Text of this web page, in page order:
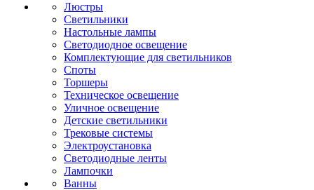
Люстры
Светильники
Настольные лампы
Светодиодное освещение
Комплектующие для светильников
Споты
Торшеры
Техническое освещение
Уличное освещение
Детские светильники
Трековые системы
Электроустановка
Светодиодные ленты
Лампочки
Ванны